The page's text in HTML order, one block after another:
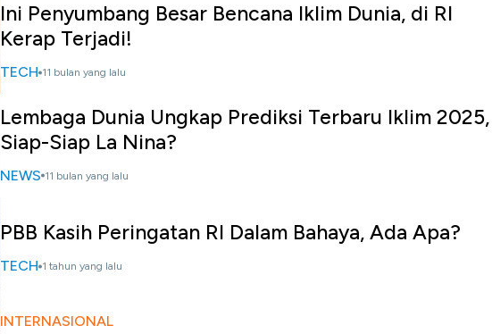
Ini Penyumbang Besar Bencana Iklim Dunia, di RI
Kerap Terjadi!
TECH 11 bulan yang lalu
Lembaga Dunia Ungkap Prediksi Terbaru Iklim 2025,
Siap-Siap La Nina?
NEWS 11 bulan yang lalu
PBB Kasih Peringatan RI Dalam Bahaya, Ada Apa?
TECH 1 tahun yang lalu
INTERNASIONAL